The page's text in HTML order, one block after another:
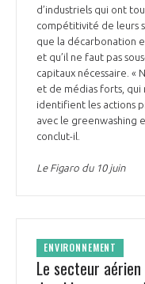
d’industriels qui ont
compétitivité de leurs
que la décarbonation
et qu’il ne faut pas
capitaux nécessaire. «
et de médias forts, qui
identifient les actions
avec le greenwashing
conclut-il.
Le Figaro du 10 juin
ENVIRONNEMENT
Le secteur